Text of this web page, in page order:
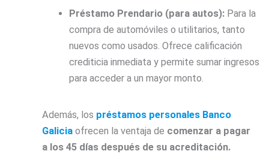
Préstamo Prendario (para autos):Para la
compra de automóviles o utilitarios, tanto
nuevos como usados. Ofrece calificación
crediticia inmediata y permite sumar ingresos
para acceder a un mayor monto.
Además, los préstamos personales Banco
Galiciaofrecen la ventaja de comenzar a pagar
a los 45 días después de su acreditación.